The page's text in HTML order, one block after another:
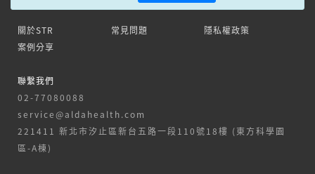
關於STR 常見問題
隱私權政策
案例分享
聯繫我們
02-77080088
service@aldahealth.com
221411 新北市汐止區新台五路一段110號18樓 (東方科學園
區-A棟)